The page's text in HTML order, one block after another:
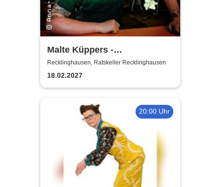
Malte Küppers -
Antisozialarbeiter
Recklinghausen, Ratskeller Recklinghausen
18.02.2027
20:00 Uhr